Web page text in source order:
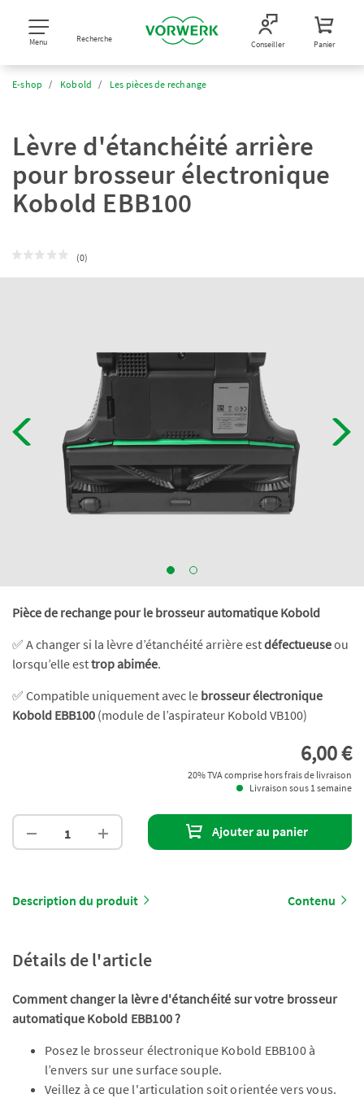
Menu Recherche Conseiller Panier
E-shop Kobold Les pièces de rechange
Lèvre d'étanchéité arrière
pour brosseur électronique
Kobold EBB100
(0)
Pièce de rechange pour le brosseur automatique Kobold
✅ A changer si la lèvre d’étanchéité arrière estdéfectueuseou
lorsqu’elle esttrop abimée.
✅ Compatible uniquement avec le brosseur électronique
Kobold EBB100 (module de l’aspirateur Kobold VB100)
6,00 €
20% TVA comprise hors frais de livraison
Livraison sous 1 semaine
Ajouter au panier
Description du produit Contenu
Détails de l'article
Comment changer la lèvre d'étanchéité sur votre brosseur
automatique Kobold EBB100 ?
Posez le brosseur électronique Kobold EBB100 à
l’envers sur une surface souple.
Veillez à ce que l'articulation soit orientée vers vous.